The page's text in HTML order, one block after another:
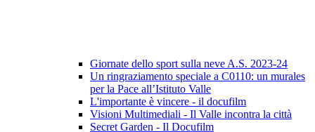
Giornate dello sport sulla neve A.S. 2023-24
Un ringraziamento speciale a C0110: un murales
per la Pace all’Istituto Valle
L'importante è vincere - il docufilm
Visioni Multimediali - Il Valle incontra la città
Secret Garden - Il Docufilm